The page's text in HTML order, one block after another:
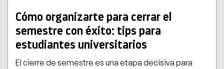
Cómo organizarte para cerrar el
semestre con éxito: tips para
estudiantes universitarios
El cierre de semestre es una etapa decisiva para